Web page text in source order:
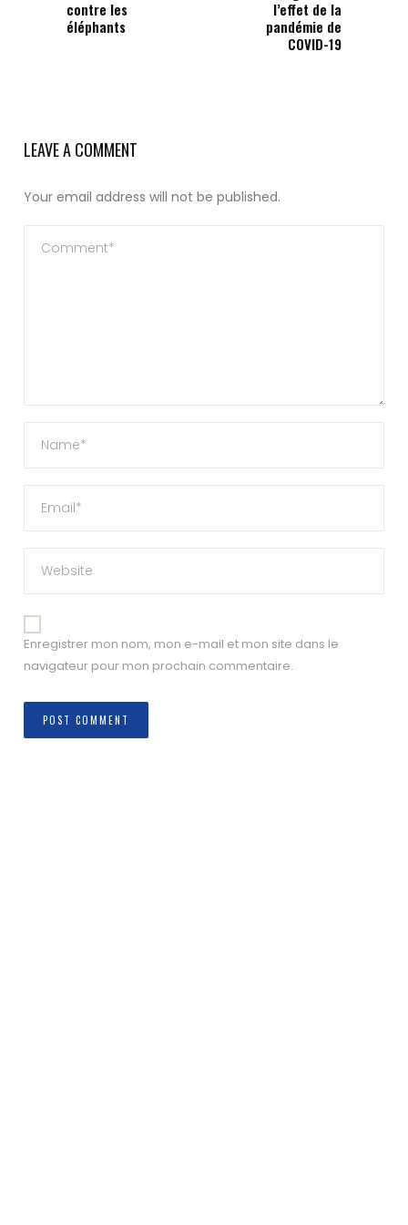
contre les
éléphants
l’effet de la
pandémie de
COVID-19
LEAVE A COMMENT
Your email address will not be published.
Enregistrer mon nom, mon e-mail et mon site dans le
navigateur pour mon prochain commentaire.